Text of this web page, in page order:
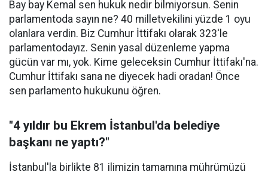
Bay bay Kemal sen hukuk nedir bilmiyorsun. Senin
parlamentoda sayın ne? 40 milletvekilini yüzde 1 oyu
olanlara verdin. Biz Cumhur İttifakı olarak 323'le
parlamentodayız. Senin yasal düzenleme yapma
gücün var mı, yok. Kime geleceksin Cumhur İttifakı'na.
Cumhur İttifakı sana ne diyecek hadi oradan! Önce
sen parlamento hukukunu öğren.
"4 yıldır bu Ekrem İstanbul'da belediye
başkanı ne yaptı?"
İstanbul'la birlikte 81 ilimizin tamamına mührümüzü